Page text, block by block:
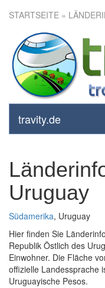
STARTSEITE »
travity.de
Uruguay
Südamerika, Uruguay
Hier finden Sie
Republik Östlich des
Einwohner. Die Fläche
offizielle Landessprache
Uruguayische Pesos.